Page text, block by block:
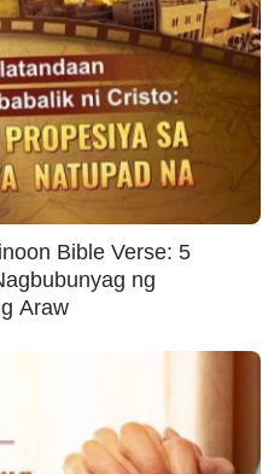
Bible Verse: 5
ng
Araw